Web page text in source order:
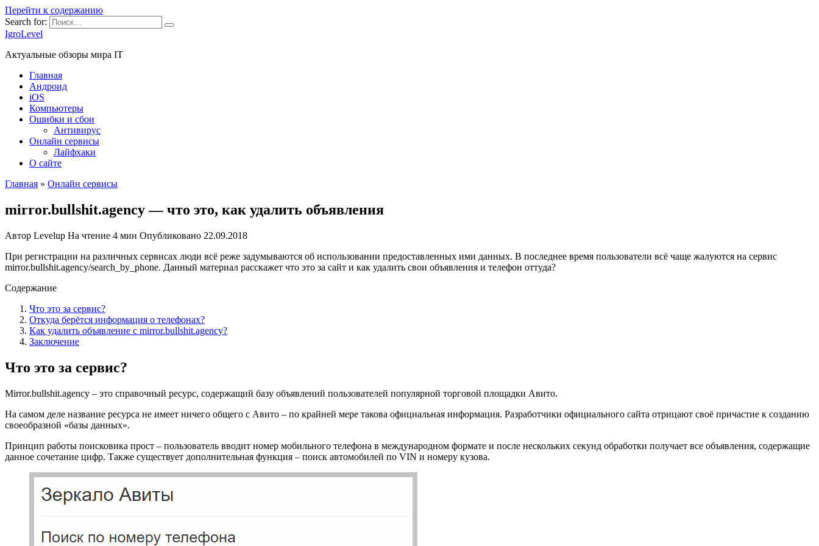
Перейти к содержанию
Search for:
IgroLevel
Актуальные обзоры мира IT
Главная
Андроид
iOS
Компьютеры
Ошибки и сбои
Антивирус
Онлайн сервисы
Лайфхаки
О сайте
Главная » Онлайн сервисы
mirror.bullshit.agency — что это, как удалить объявления
Автор Levelup На чтение 4 мин Опубликовано 22.09.2018
При регистрации на различных сервисах люди всё реже задумываются об использовании предоставленных ими данных. В последнее время пользователи всё чаще жалуются на сервис
mirror.bullshit.agency/search_by_phone. Данный материал расскажет что это за сайт и как удалить свои объявления и телефон оттуда?
Содержание
Что это за сервис?
Откуда берётся информация о телефонах?
Как удалить объявление с mirror.bullshit.agency?
Заключение
Что это за сервис?
Mirror.bullshit.agency – это справочный ресурс, содержащий базу объявлений пользователей популярной торговой площадки Авито.
На самом деле название ресурса не имеет ничего общего с Авито – по крайней мере такова официальная информация. Разработчики официального сайта отрицают своё причастие к созданию
своеобразной «базы данных».
Принцип работы поисковика прост – пользователь вводит номер мобильного телефона в международном формате и после нескольких секунд обработки получает все объявления, содержащие
данное сочетание цифр. Также существует дополнительная функция – поиск автомобилей по VIN и номеру кузова.